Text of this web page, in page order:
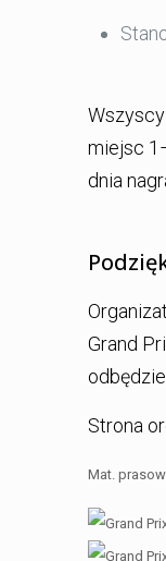
miejsc
dnia
Grand
Strona
Mat.